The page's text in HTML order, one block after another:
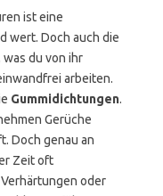
ist eine
wert. Doch auch die
du von ihr
arbeiten.
Gummidichtungen.
Gerüche
Doch genau an
Zeit oft
oder